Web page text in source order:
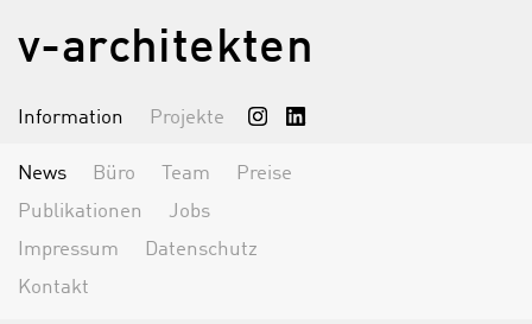
v-architekten
Information Projekte
News Büro Team
Preise
Publikationen
Jobs
Impressum
Datenschutz
Kontakt